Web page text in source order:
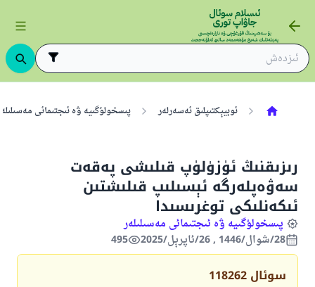
ئوبيېكتىپلىق ئەسەرلەر پىسخولۇگىيە ۋە ئىجتىمائى
رىزىقنىڭ ئۈزۈلۈپ قىلىشى پەقەت
سەۋەپلەرگە ئېسىلىپ قىلىشتىن
ئىكەنلىكى توغرىسىدا
پىسخولۇگىيە ۋە ئىجتىمائى مەسىلىلەر
28/شوال/1446 , 26/ئاپرېل/2025
495
سوئال 118262